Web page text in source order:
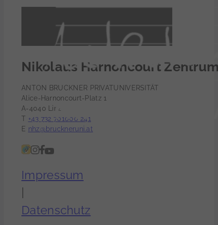
Nikolaus Harnoncourt
ANTON BRUCKNER PRIVATUNIVERSITÄT
Alice-Harnoncourt-Platz 1
A-4040 Linz
T +43 732 701000 241
E nhz@bruckneruni.at
Impressum
|
Datenschutz